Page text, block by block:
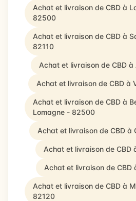
Achat et livraison de CBD à
82500
Achat et livraison de CBD à
82110
Achat et livraison de CBD
Achat et livraison de CBD à
Achat et livraison de CBD à
Lomagne - 82500
Achat et livraison de CBD à
Achat et livraison de CBD
Achat et livraison de CBD
Achat et livraison de CBD à
82120